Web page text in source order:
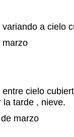
a cielo
marzo
entre cielo
la tarde , nieve.
marzo